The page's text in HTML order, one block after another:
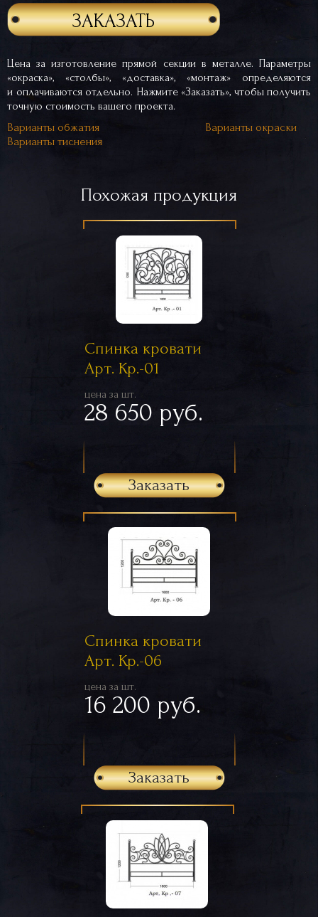
ЗАКАЗАТЬ
Цена за изготовление прямой секции в металле. Параметры
«окраска», «столбы», «доставка», «монтаж» определяются
и оплачиваются отдельно. Нажмите «Заказать», чтобы получить
точную стоимость вашего проекта.
Варианты обжатия
Варианты окраски
Варианты тиснения
Похожая продукция
Спинка кровати
Арт. Кр.-01
цена за шт.
28 650 руб.
Заказать
Спинка кровати
Арт. Кр.-06
цена за шт.
16 200 руб.
Заказать